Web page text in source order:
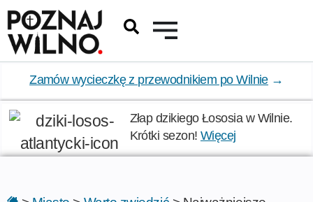
Zamów wycieczkę z przewodnikiem po Wilnie→
Złap dzikiego Łososia w Wilnie.
Krótki sezon! Więcej